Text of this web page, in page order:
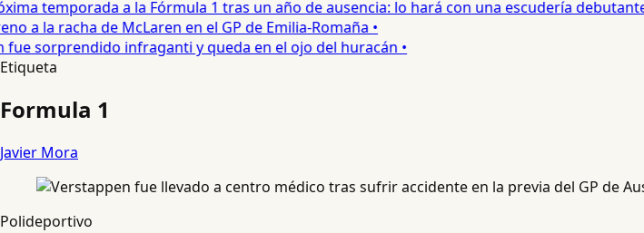
temporada a la Fórmula 1 tras un año de ausencia: lo hará con una escudería debutante •
a la racha de McLaren en el GP de Emilia-Romaña •
sorprendido infraganti y queda en el ojo del huracán •
Etiqueta
Formula 1
Javier Mora
Polideportivo